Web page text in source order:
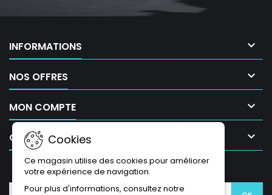
INFORMATIONS 
NOS OFFRES 
MON COMPTE 
CONTACT 
Cookies
Ce magasin utilise des cookies pour améliorer
votre expérience de navigation.
Pour plus d'informations, consultez notre
LETTRE D'INFORMATIONS